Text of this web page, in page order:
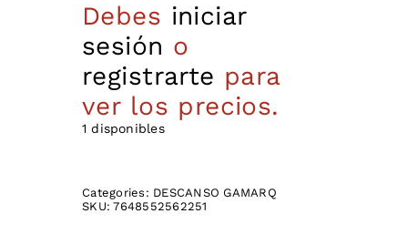
Debes iniciar
sesión o
registrarte para
ver los precios.
1 disponibles
Categories: DESCANSO GAMARQ
SKU:7648552562251